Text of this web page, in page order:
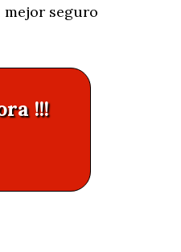
mejor seguro
!!!